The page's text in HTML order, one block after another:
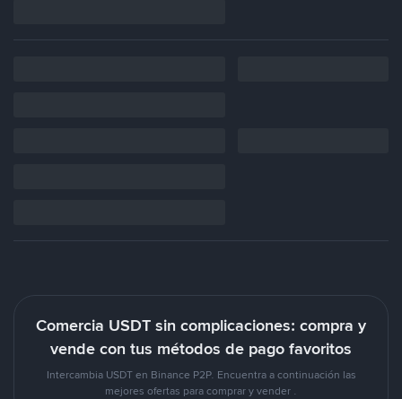
Comercia USDT sin complicaciones: compra y
vende con tus métodos de pago favoritos
Intercambia USDT en Binance P2P. Encuentra a continuación las
mejores ofertas para comprar y vender .